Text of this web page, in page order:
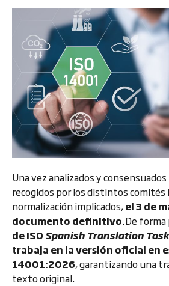
Una vez analizados y
recogidos por los distintos
normalización implicados,el 3 de
documento definitivo.De forma
de ISO Spanish Translation
trabaja en la versión oficial en
14001:2026, garantizando una
texto original.